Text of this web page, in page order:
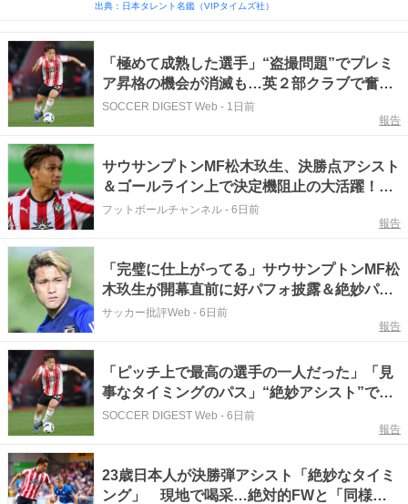
出典：日本タレント名鑑（VIPタイムズ社）
「極めて成熟した選手」“盗撮問題”でプレミ
ア昇格の機会が消滅も…英２部クラブで奮闘
する日本人MFを地元メディアが称賛！「まだ
SOCCER DIGEST Web - 1日前
報告
サウサンプトンMF松木玖生、決勝点アシスト
＆ゴールライン上で決定機阻止の大活躍！
攻守で存在感、開幕へ弾み
フットボールチャンネル - 6日前
報告
「完璧に仕上がってる」サウサンプトンMF松
木玖生が開幕直前に好パフォ披露＆絶妙パス
で決勝弾をアシスト!「昇格に導いてほしい」
サッカー批評Web - 6日前
報告
「ピッチ上で最高の選手の一人だった」「見
事なタイミングのパス」“絶妙アシスト”で決
勝ゴール演出！ 日本人MFを英ファン称賛
SOCCER DIGEST Web - 6日前
報告
23歳日本人が決勝弾アシスト「絶妙なタイミ
ング」 現地で喝采…絶対的FWと「同様で